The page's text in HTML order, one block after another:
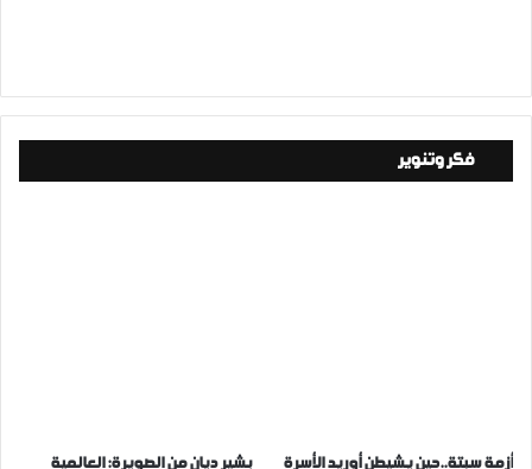
فكر وتنوير
أزمة سبتة..حين يشيطن أوريد الأسرة بشير ديان من الصويرة: العالمية